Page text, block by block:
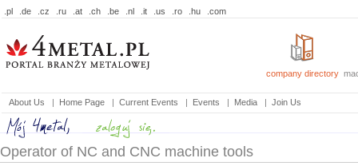
.pl .de .cz .ru .at .ch .be .nl .it .us .ro .hu .com
company directory
About Us | Home Page | Current Events | Events | Media | Join Us
Operator of NC and CNC machine tools